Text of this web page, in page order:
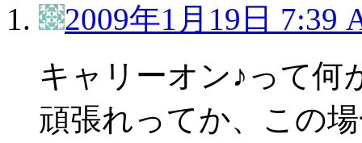
2009年1月19日 7:39
キャリーオン♪って何
頑張れってか、この